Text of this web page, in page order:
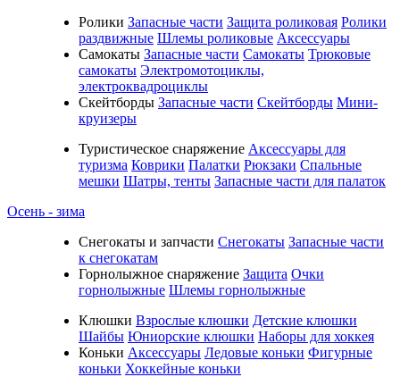
Ролики Запасные части Защита роликовая Ролики
раздвижные Шлемы роликовые Аксессуары
Самокаты Запасные части Самокаты Трюковые
самокаты Электромотоциклы,
электроквадроциклы
Скейтборды Запасные части Скейтборды Мини-
круизеры
Туристическое снаряжение Аксессуары для
туризма Коврики Палатки Рюкзаки Спальные
мешки Шатры, тенты Запасные части для палаток
Осень - зима
Cнегокаты и запчасти Снегокаты Запасные части
к снегокатам
Горнолыжное снаряжение Защита Очки
горнолыжные Шлемы горнолыжные
Клюшки Взрослые клюшки Детские клюшки
Шайбы Юниорские клюшки Наборы для хоккея
Коньки Аксессуары Ледовые коньки Фигурные
коньки Хоккейные коньки